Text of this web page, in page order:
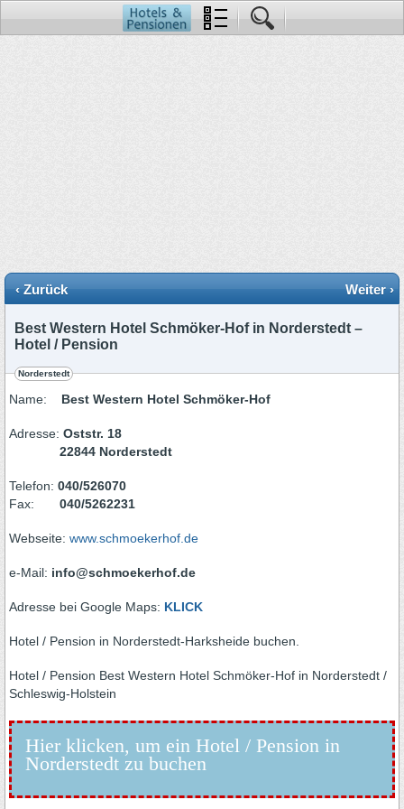
‹ Zurück Weiter ›
Best Western Hotel Schmöker-Hof in Norderstedt –
Hotel / Pension
Norderstedt
Name: Best Western Hotel Schmöker-Hof
Adresse: Oststr. 18
22844 Norderstedt
Telefon: 040/526070
Fax: 040/5262231
Webseite: www.schmoekerhof.de
e-Mail: info@schmoekerhof.de
Adresse bei Google Maps: KLICK
Hotel / Pension in Norderstedt-Harksheide buchen.
Hotel / Pension Best Western Hotel Schmöker-Hof in Norderstedt /
Schleswig-Holstein
Hier klicken, um ein Hotel / Pension in
Norderstedt zu buchen